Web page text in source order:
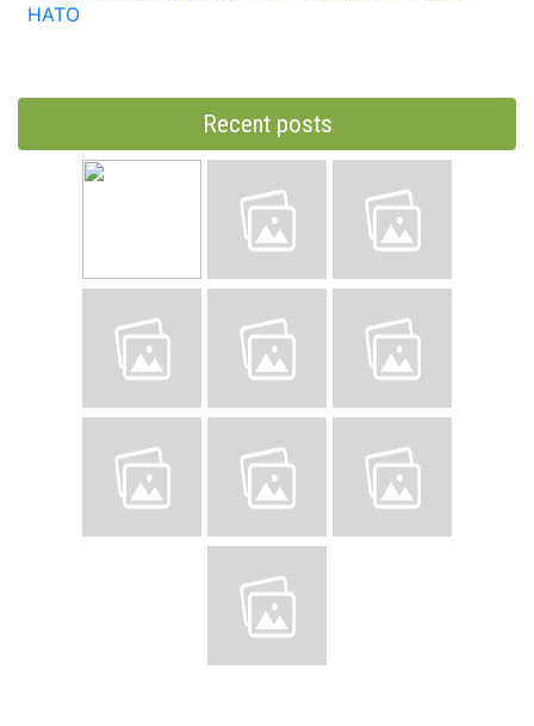
НАТО
Recent posts